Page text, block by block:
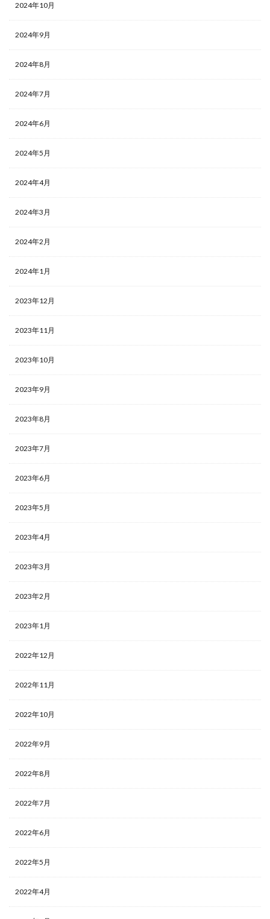
2024年10月
2024年9月
2024年8月
2024年7月
2024年6月
2024年5月
2024年4月
2024年3月
2024年2月
2024年1月
2023年12月
2023年11月
2023年10月
2023年9月
2023年8月
2023年7月
2023年6月
2023年5月
2023年4月
2023年3月
2023年2月
2023年1月
2022年12月
2022年11月
2022年10月
2022年9月
2022年8月
2022年7月
2022年6月
2022年5月
2022年4月